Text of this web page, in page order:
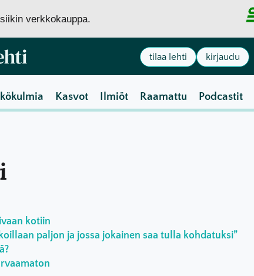
verkkokauppa.
tilaa lehti kirjaudu
Kasvot Ilmiöt Raamattu Podcastit
kotiin
paljon ja jossa jokainen saa tulla kohdatuksi”